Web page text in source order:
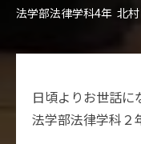
法学部法律学科4年 北
日頃よりお世話に
法学部法律学科２